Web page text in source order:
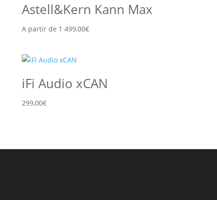
Astell&Kern Kann Max
A partir de 1 499,00€
iFi Audio xCAN
299,00€